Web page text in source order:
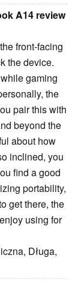
A14 review
front-facing
the device.
gaming
the
pair this with
beyond the
about how
inclined, you
find a good
portability,
get there, the
using for
Długa,